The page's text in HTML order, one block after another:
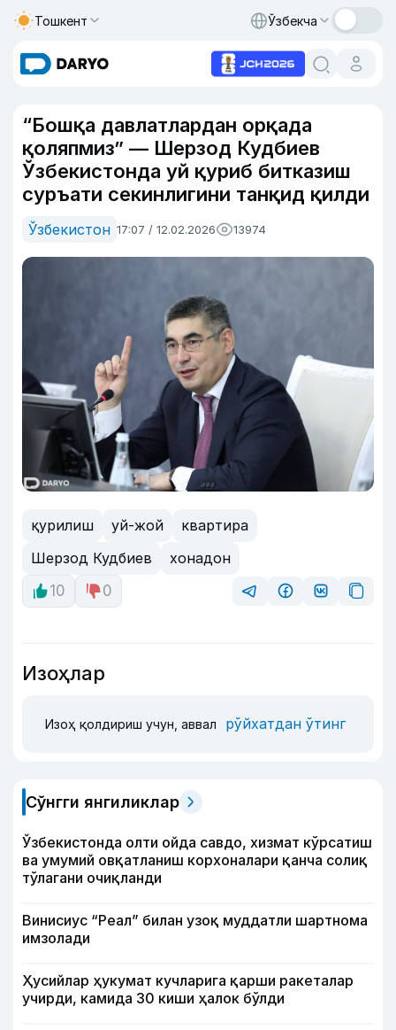
Тошкент Ўзбекча
“Бошқа давлатлардан орқада
қоляпмиз” — Шерзод Кудбиев
Ўзбекистонда уй қуриб битказиш
суръати секинлигини танқид қилди
Ўзбекистон 17:07 / 12.02.2026 13974
қурилиш уй-жой
квартира
Шерзод Кудбиев
хонадон
10
0
Изоҳлар
Изоҳ қолдириш учун, аввал рўйхатдан ўтинг
Сўнгги янгиликлар
Ўзбекистонда олти ойда савдо, хизмат кўрсатиш
ва умумий овқатланиш корхоналари қанча солиқ
тўлагани очиқланди
Винисиус “Реал” билан узоқ муддатли шартнома
имзолади
Ҳусийлар ҳукумат кучларига қарши ракеталар
учирди, камида 30 киши ҳалок бўлди